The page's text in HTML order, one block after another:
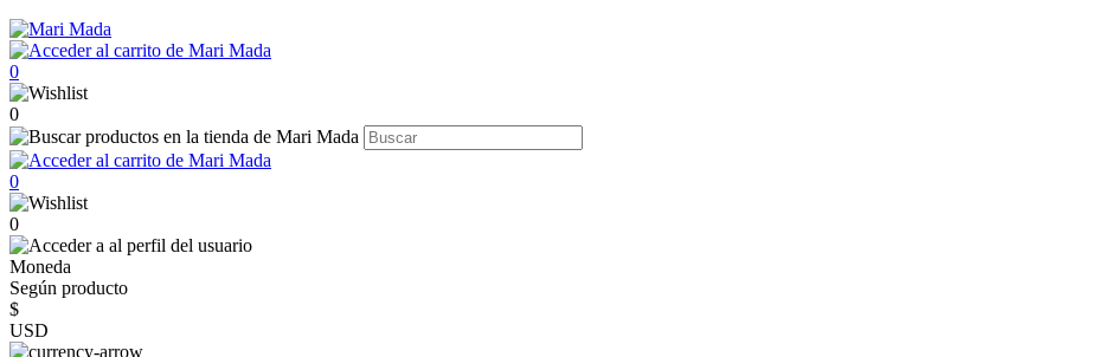
0
0
0
0
Moneda
Según producto
$
USD